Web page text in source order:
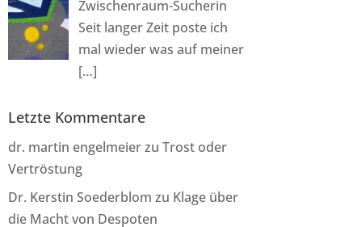
Zwischenraum-Sucherin
Seit langer Zeit poste ich
mal wieder was auf meiner
[…]
Letzte Kommentare
dr. martin engelmeierzuTrost oder
Vertröstung
Dr. Kerstin Soederblom zu Klage über
die Macht von Despoten